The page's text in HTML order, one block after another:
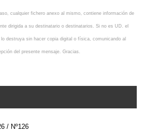
cualquier fichero anexo al mismo, contiene información de
dirigida a su destinatario o destinatarios. Si no es UD. el
destruya sin hacer copia digital o física, comunicando al
del presente mensaje. Gracias.
/ Nº126